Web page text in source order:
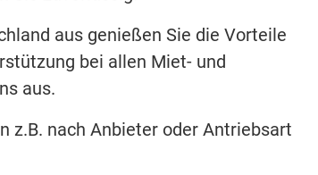
aus genießen Sie die Vorteile
bei allen Miet- und
aus.
z.B. nach Anbieter oder Antriebsart